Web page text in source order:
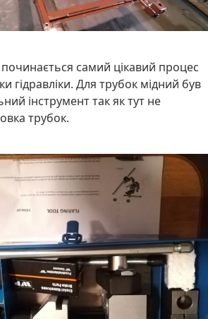
самий цікавий процес
гідравліки. Для трубок мідний був
інструмент так як тут не
трубок.